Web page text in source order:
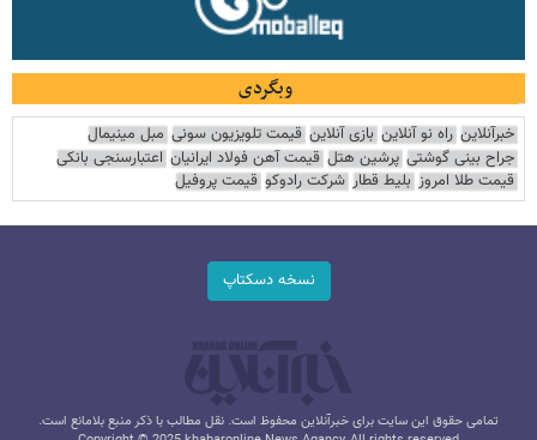
وبگردی
خبرآنلاین راه نو آنلاین بازی آنلاین قیمت تلویزیون سونی مبل مینیمال
جراح بینی گوشتی پرشین هتل قیمت آهن فولاد ایرانیان اعتبارسنجی بانکی
قیمت طلا امروز بلیط قطار شرکت رادوکو قیمت پروفیل
نسخه دسکتاپ
تمامی حقوق این سایت برای خبرآنلاین محفوظ است. نقل مطالب با ذکر منبع بلامانع است.